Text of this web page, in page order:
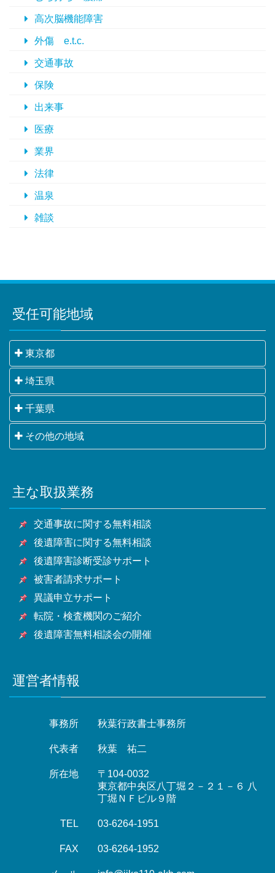
高次脳機能障害
外傷 e.t.c.
交通事故
保険
出来事
医療
業界
法律
温泉
雑談
受任可能地域
東京都
千代田区・中央区・港区・新宿区・文京区・台東区・
墨田区・江東区・品川区・目黒区・大田区・世田谷
区・渋谷区・中野区・杉並区・豊島区・北区・荒川
区・板橋区・練馬区・足立区・葛飾区・江戸川区・八
王子市・立川市・武蔵野市・三鷹市・青梅市・府中
市・東大和市・清瀬市・東久留米市・武蔵村山市・多
摩市・稲城市・羽村市・あきる野市・西東京市他東京
都全域
埼玉県
さいたま市・川越市・熊谷市・川口市・行田市・秩父
市・所沢市・飯能市・加須市・本庄市・東松山市・春
日部市・狭山市・羽生市・鴻巣市・深谷市・上尾市・
潮市・富士見市・三郷市・蓮田市・坂戸市・幸手市・
鶴ヶ島市・日高市・吉川市・ふじみ野市・白岡市他埼
千葉県
千葉市・銚子市・市川市・船橋市・館山市・木更津
市・松戸市・野田市・茂原市・成田市・佐倉市・東金
市・富津市・浦安市・四街道市・袖ケ浦市・八街市・
印西市・白井市・富里市・南房総市・匝瑳市・香取
市・山武市・いすみ市・大網白里市他千葉県全域
その他の地域
甲府市・山梨市・南アルプス市他山梨県全域・長野
県・静岡県等
主な取扱業務
交通事故に関する無料相談
後遺障害に関する無料相談
後遺障害診断受診サポート
被害者請求サポート
異議申立サポート
転院・検査機関のご紹介
後遺障害無料相談会の開催
運営者情報
事務所 秋葉行政書士事務所
代表者 秋葉 祐二
所在地
〒104-0032
東京都中央区八丁堀２－２１－６ 八
丁堀ＮＦビル９階
TEL 03-6264-1951
FAX 03-6264-1952